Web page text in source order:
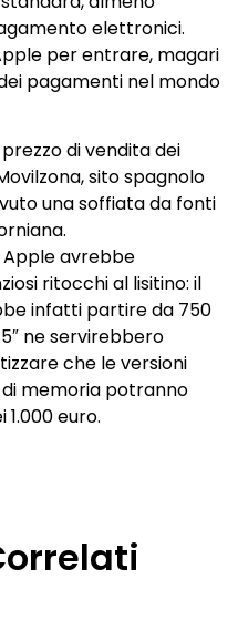
elettronici.
per entrare, magari
pagamenti nel mondo
di vendita dei
sito spagnolo
una soffiata da fonti
avrebbe
ritocchi al lisitino: il
infatti partire da 750
ne servirebbero
che le versioni
memoria potranno
euro.